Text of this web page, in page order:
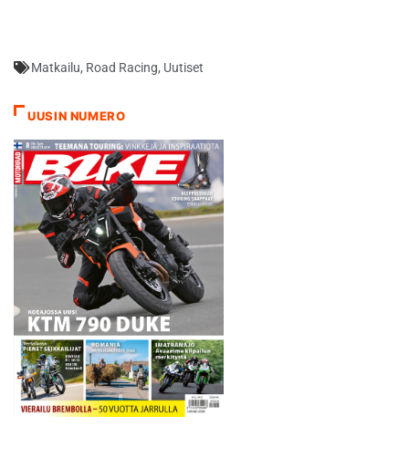
Matkailu, Road Racing, Uutiset
UUSIN NUMERO